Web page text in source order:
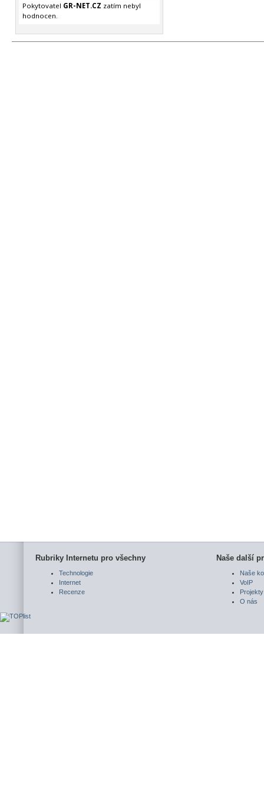
Pokytovatel GR-NET.CZ zatím nebyl
hodnocen.
Rubriky Internetu pro všechny
Technologie
Internet
Recenze
Naše další
Naše
VoIP
Projekty
O nás